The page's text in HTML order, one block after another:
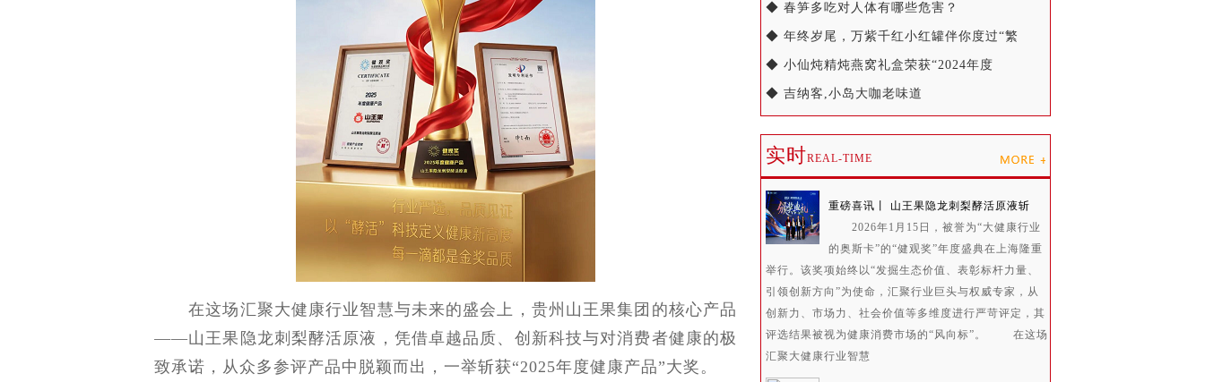
在这场汇聚大健康行业智慧与未来的盛会上，贵州山王果集团的核心产品
——山王果隐龙刺梨酵活原液，凭借卓越品质、创新科技与对消费者健康的极
致承诺，从众多参评产品中脱颖而出，一举斩获“2025年度健康产品”大奖。
◆ 春笋多吃对人体有哪些危害？
◆ 年终岁尾，万紫千红小红罐伴你度过“繁
◆ 小仙炖精炖燕窝礼盒荣获“2024年度
◆ 吉纳客,小岛大咖老味道
实时REAL-TIME
重磅喜讯丨 山王果隐龙刺梨酵活原液斩
2026年1月15日，被誉为“大健康行业
的奥斯卡”的“健观奖”年度盛典在上海隆重
举行。该奖项始终以“发掘生态价值、表彰标杆力量、
引领创新方向”为使命，汇聚行业巨头与权威专家，从
创新力、市场力、社会价值等多维度进行严苛评定，其
评选结果被视为健康消费市场的“风向标”。 在这场
汇聚大健康行业智慧